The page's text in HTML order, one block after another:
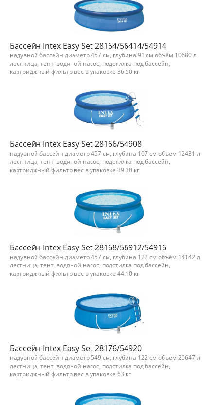
Бассейн Intex Easy Set 28164/56414/54914
надувной бассейн диаметр 457 см, глубина 91 см объём 10680 л
лестница, тент, водяной насос, подстилка под бассейн,
картриджный фильтр вес в упаковке 36.50 кг
Бассейн Intex Easy Set 28166/54908
надувной бассейн диаметр 457 см, глубина 107 см объём 12431 л
лестница, тент, водяной насос, подстилка под бассейн,
картриджный фильтр вес в упаковке 39.30 кг
Бассейн Intex Easy Set 28168/56912/54916
надувной бассейн диаметр 457 см, глубина 122 см объём 14142 л
лестница, тент, водяной насос, подстилка под бассейн,
картриджный фильтр вес в упаковке 44.10 кг
Бассейн Intex Easy Set 28176/54920
надувной бассейн диаметр 549 см, глубина 122 см объём 20647 л
лестница, тент, водяной насос, подстилка под бассейн,
картриджный фильтр вес в упаковке 63 кг